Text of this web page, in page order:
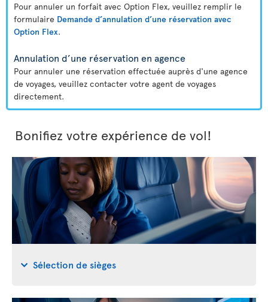
Pour annuler un forfait avec Option Flex, veuillez remplir le
formulaire Demande d’annulation d’une réservation avec
Option Flex.
Annulation d’une réservation en agence
Pour annuler une réservation effectuée auprès d'une agence
de voyages, veuillez contacter votre agent de voyages
directement.
Bonifiez votre expérience de vol!
Sélection de sièges